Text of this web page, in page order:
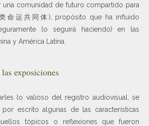
una comunidad de futuro compartido para
命运共同体), propósito que ha influido
lo seguirá haciendo) en las
y América Latina.
exposiciones
lo valioso del registro audiovisual, se
escrito algunas de las características
tópicos o reflexiones que fueron